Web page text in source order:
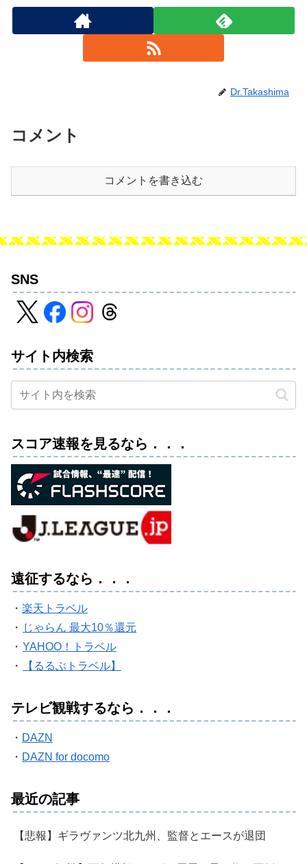
Dr.Takashima
コメント
コメントを書き込む
SNS
サイト内検索
スコア速報を見るなら．．．
遠征するなら．．．
・ 楽天トラベル
・ じゃらん 最大10％還元
・ YAHOO！トラベル
・
【るるぶトラベル】
テレビ観戦するなら．．．
・ DAZN
・ DAZN for docomo
最近の記事
【悲報】ギラヴァンツ北九州、監督とエースが退団